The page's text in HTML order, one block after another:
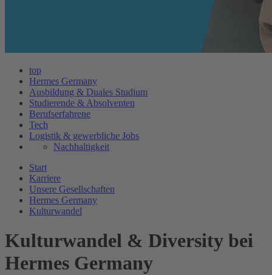
top
Hermes Germany
Ausbildung & Duales Studium
Studierende & Absolventen
Berufserfahrene
Tech
Logistik & gewerbliche Jobs
Nachhaltigkeit
Start
Karriere
Unsere Gesellschaften
Hermes Germany
Kulturwandel
Kulturwandel & Diversity bei
Hermes Germany